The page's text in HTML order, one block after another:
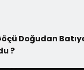
Doğudan
?